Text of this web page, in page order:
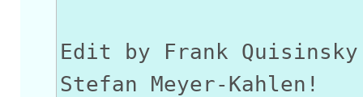
Edit by Frank
Stefan Meyer-Kahlen!